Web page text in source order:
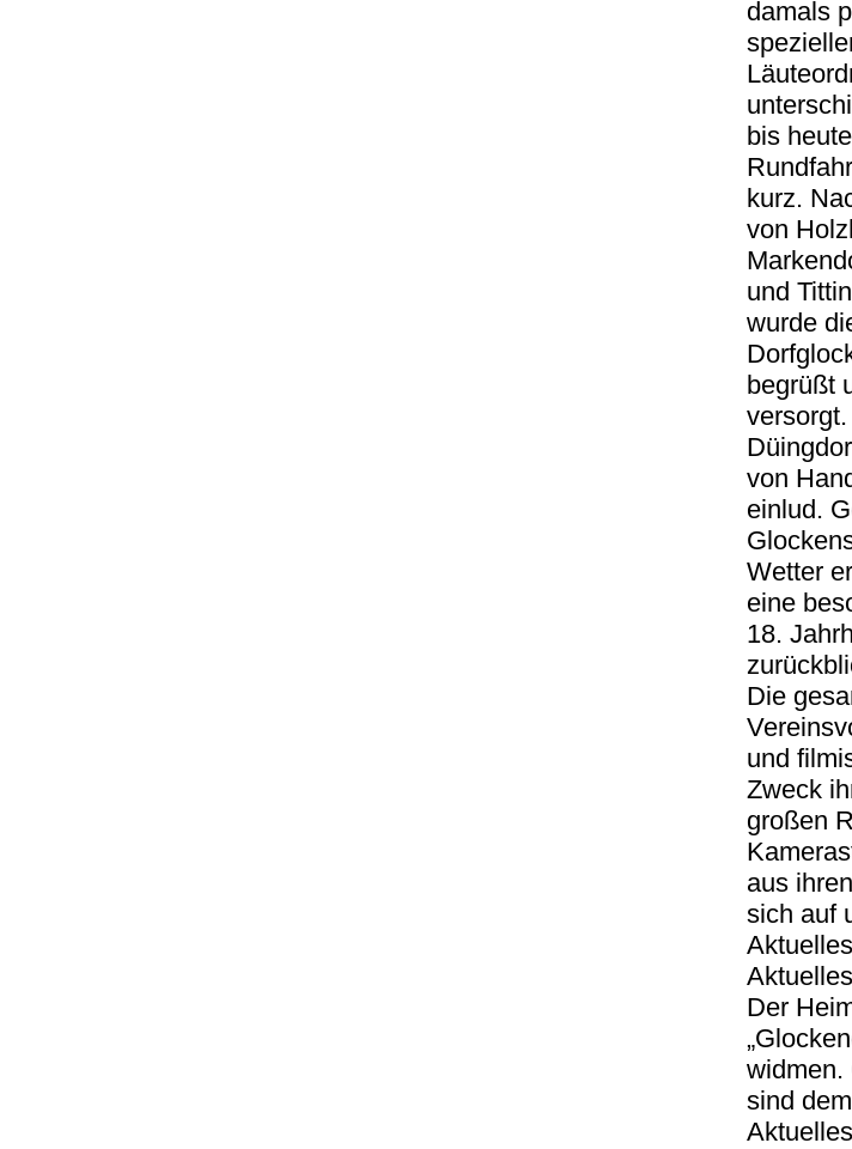
damals
bis
kurz.
von
und
wurde
begrüßt
von
einlud.
Wetter
eine
18.
Die
und
Zweck
großen
aus
sich auf
Der
widmen.
sind